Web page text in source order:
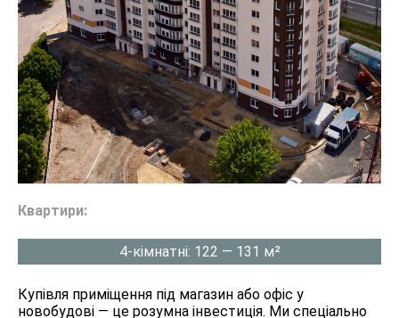
Квартири:
4-кімнатні: 122 — 131 м²
Купівля приміщення під магазин або офіс у
новобудові — це розумна інвестиція. Ми спеціально